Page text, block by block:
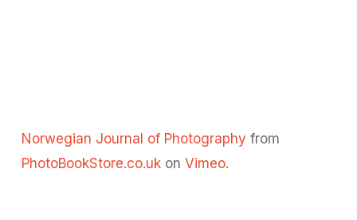
Norwegian Journal of Photography from
PhotoBookStore.co.ukon Vimeo.